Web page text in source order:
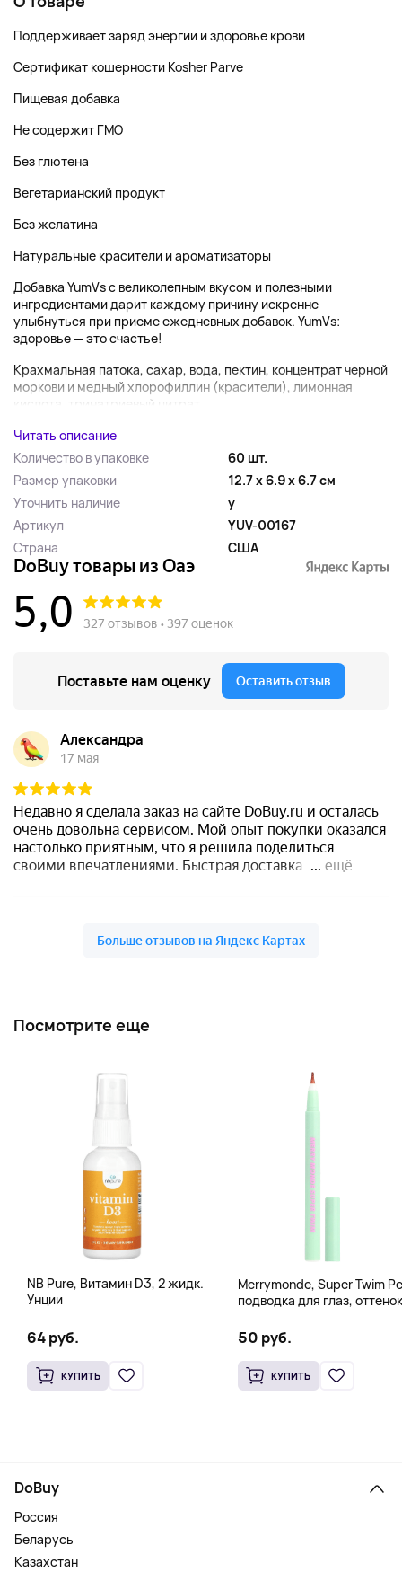
Поддерживает заряд энергии и здоровье крови
Сертификат кошерности Kosher Parve
Пищевая добавка
Не содержит ГМО
Без глютена
Вегетарианский продукт
Без желатина
Натуральные красители и ароматизаторы
Добавка YumVs с великолепным вкусом и полезными
ингредиентами дарит каждому причину искренне
улыбнуться при приеме ежедневных добавок. YumVs:
здоровье — это счастье!
Крахмальная патока, сахар, вода, пектин, концентрат черной
моркови и медный хлорофиллин (красители), лимонная
кислота, тринатриевый цитрат,...
Читать описание
Количество в упаковке
60 шт.
Размер упаковки
12.7 x 6.9 x 6.7 см
Уточнить наличие
y
Артикул
YUV-00167
Страна
США
Посмотрите еще
NB Pure, Витамин D3, 2 жидк.
Унции
64 руб.
КУПИТЬ
Merrymonde, Super Twim
подводка для глаз, оттенок
жидк. унции)
50 руб.
КУПИТЬ
DoBuy
Россия
Беларусь
Казахстан